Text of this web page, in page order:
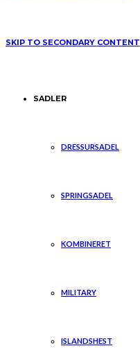
SKIP TO SECONDARY CONTENT
SADLER
DRESSURSADEL
SPRINGSADEL
KOMBINERET
MILITARY
ISLANDSHEST